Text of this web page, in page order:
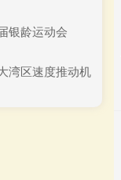
银龄运动会
湾区速度推动机